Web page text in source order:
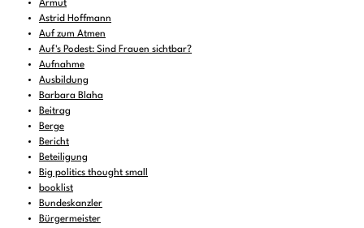
Armut
Astrid Hoffmann
Auf zum Atmen
Auf's Podest: Sind Frauen sichtbar?
Aufnahme
Ausbildung
Barbara Blaha
Beitrag
Berge
Bericht
Beteiligung
Big politics thought small
booklist
Bundeskanzler
Bürgermeister